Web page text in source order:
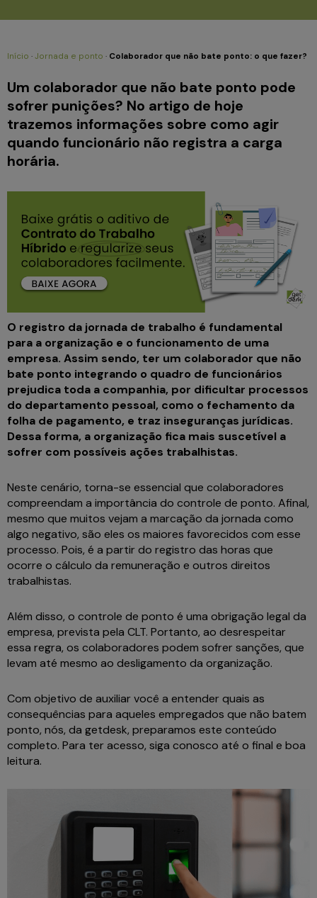
Início ·Jornada e ponto · Colaborador que não bate ponto: o que fazer?
Um colaborador que não bate ponto pode
sofrer punições? No artigo de hoje
trazemos informações sobre como agir
quando funcionário não registra a carga
horária.
O registro da jornada de trabalho é fundamental
para a organização e o funcionamento de uma
empresa. Assim sendo, ter um colaborador que não
bate ponto integrando o quadro de funcionários
prejudica toda a companhia, por dificultar processos
do departamento pessoal, como o fechamento da
folha de pagamento, e traz inseguranças jurídicas.
Dessa forma, a organização fica mais suscetível a
sofrer com possíveis ações trabalhistas.
Neste cenário, torna-se essencial que colaboradores
compreendam a importância do controle de ponto. Afinal,
mesmo que muitos vejam a marcação da jornada como
algo negativo, são eles os maiores favorecidos com esse
processo. Pois, é a partir do registro das horas que
ocorre o cálculo da remuneração e outros direitos
trabalhistas.
Além disso, o controle de ponto é uma obrigação legal da
empresa, prevista pela CLT. Portanto, ao desrespeitar
essa regra, os colaboradores podem sofrer sanções, que
levam até mesmo ao desligamento da organização.
Com objetivo de auxiliar você a entender quais as
consequências para aqueles empregados que não batem
ponto, nós, da getdesk, preparamos este conteúdo
completo. Para ter acesso, siga conosco até o final e boa
leitura.